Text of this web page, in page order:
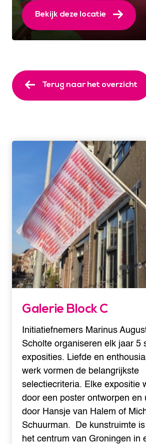
Bekijk deze locatie
Terug naar het overzicht
Galerie Block C
Initiatiefnemers Marinus
Scholte organiseren elk jaar 5
exposities. Liefde en
werk vormen de belangrijkste
selectiecriteria. Elke expositie
door een poster ontworpen en
door Hansje van Halem of
Schuurman. De kunstruimte
het centrum van Groningen in